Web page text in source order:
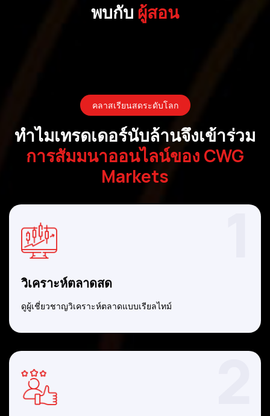
พบกับ ผู้สอน
คลาสเรียนสดระดับโลก
ทำไมเทรดเดอร์นับล้านจึงเข้าร่วม
การสัมมนาออนไลน์ของ CWG
Markets
วิเคราะห์ตลาดสด
ดูผู้เชี่ยวชาญวิเคราะห์ตลาดแบบเรียลไทม์